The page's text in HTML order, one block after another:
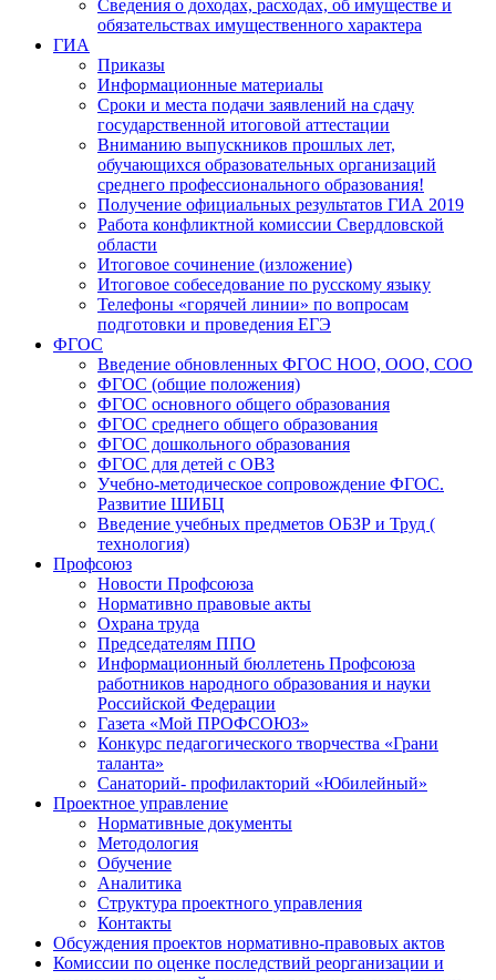
Сведения о доходах, расходах, об имуществе и
обязательствах имущественного характера
ГИА
Приказы
Информационные материалы
Сроки и места подачи заявлений на сдачу
государственной итоговой аттестации
Вниманию выпускников прошлых лет,
обучающихся образовательных организаций
среднего профессионального образования!
Получение официальных результатов ГИА 2019
Работа конфликтной комиссии Свердловской
области
Итоговое сочинение (изложение)
Итоговое собеседование по русскому языку
Телефоны «горячей линии» по вопросам
подготовки и проведения ЕГЭ
ФГОС
Введение обновленных ФГОС НОО, ООО, СОО
ФГОС (общие положения)
ФГОС основного общего образования
ФГОС среднего общего образования
ФГОС дошкольного образования
ФГОС для детей с ОВЗ
Учебно-методическое сопровождение ФГОС.
Развитие ШИБЦ
Введение учебных предметов ОБЗР и Труд (
технология)
Профсоюз
Новости Профсоюза
Нормативно правовые акты
Охрана труда
Председателям ППО
Информационный бюллетень Профсоюза
работников народного образования и науки
Российской Федерации
Газета «Мой ПРОФСОЮЗ»
Конкурс педагогического творчества «Грани
таланта»
Санаторий- профилакторий «Юбилейный»
Проектное управление
Нормативные документы
Методология
Обучение
Аналитика
Структура проектного управления
Контакты
Обсуждения проектов нормативно-правовых актов
Комиссии по оценке последствий реорганизации и